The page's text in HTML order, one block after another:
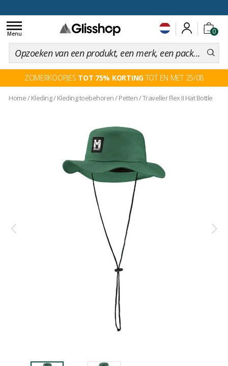
0
Toggle
navigation
Menu
ZOMERKOOPJES TOT 75% KORTINGTOT EN MET 25/08
Home/ Kleding/Kleding toebehoren/Petten/Traveller Flex II Hat Bottle